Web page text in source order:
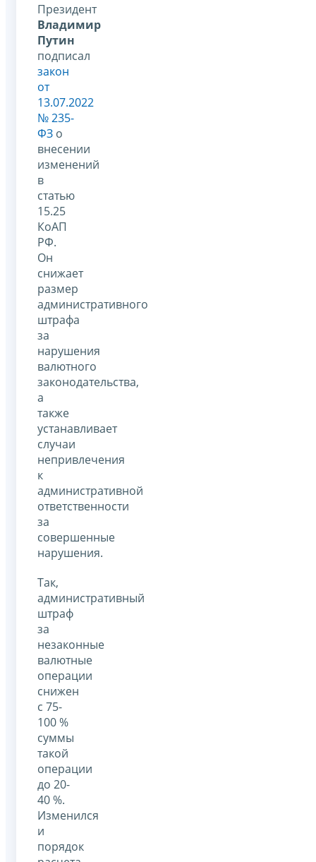
Президент
Владимир
Путин
подписал
закон
от
13.07.2022
№ 235-
ФЗ о
внесении
изменений
в
статью
15.25
КоАП
РФ.
Он
снижает
размер
административного
штрафа
за
нарушения
валютного
законодательства,
а
также
устанавливает
случаи
непривлечения
к
административной
ответственности
за
совершенные
нарушения.
Так,
административный
штраф
за
незаконные
валютные
операции
снижен
с 75-
100 %
суммы
такой
операции
до 20-
40 %.
Изменился
и
порядок